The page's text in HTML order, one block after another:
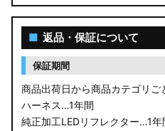
■ 返品・保証について
保証期間
商品出荷日から商品カテゴリご
ハーネス…1年間
純正加工LEDリフレクター…1年